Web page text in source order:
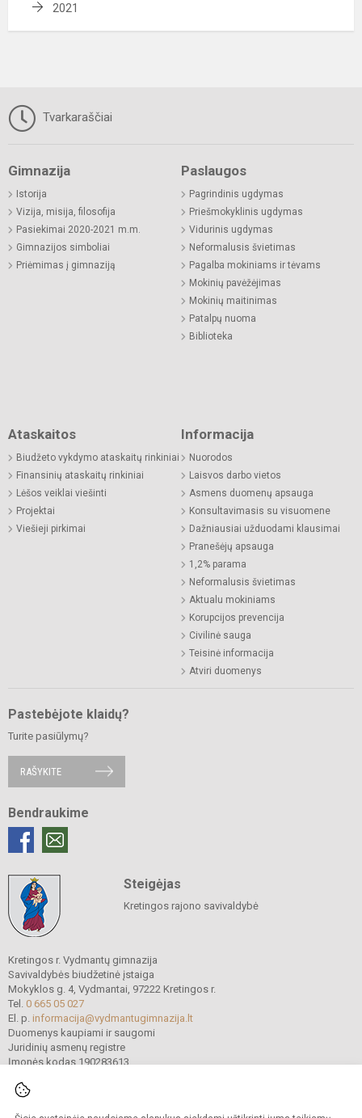
2021
Tvarkaraščiai
Gimnazija
Istorija
Vizija, misija, filosofija
Pasiekimai 2020-2021 m.m.
Gimnazijos simboliai
Priėmimas į gimnaziją
Paslaugos
Pagrindinis ugdymas
Priešmokyklinis ugdymas
Vidurinis ugdymas
Neformalusis švietimas
Pagalba mokiniams ir tėvams
Mokinių pavėžėjimas
Mokinių maitinimas
Patalpų nuoma
Biblioteka
Ataskaitos
Biudžeto vykdymo ataskaitų rinkiniai
Finansinių ataskaitų rinkiniai
Lėšos veiklai viešinti
Projektai
Viešieji pirkimai
Informacija
Nuorodos
Laisvos darbo vietos
Asmens duomenų apsauga
Konsultavimasis su visuomene
Dažniausiai užduodami klausimai
Pranešėjų apsauga
1,2% parama
Neformalusis švietimas
Aktualu mokiniams
Korupcijos prevencija
Civilinė sauga
Teisinė informacija
Atviri duomenys
Pastebėjote klaidų?
Turite pasiūlymų?
RAŠYKITE
Bendraukime
Steigėjas
Kretingos rajono savivaldybė
Kretingos r. Vydmantų gimnazija
Savivaldybės biudžetinė įstaiga
Mokyklos g. 4, Vydmantai, 97222 Kretingos r.
Tel. 0 665 05 027
El. p. informacija@vydmantugimnazija.lt
Duomenys kaupiami ir saugomi
Juridinių asmenų registre
Įmonės kodas 190283613